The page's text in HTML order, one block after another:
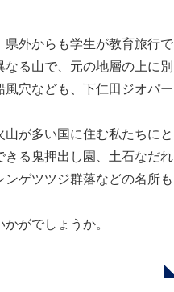
外からも学生が教育旅行で
る山で、元の地層の上に別
穴なども、下仁田ジオパー
が多い国に住む私たちにと
る鬼押出し園、土石なだれ
ゲツツジ群落などの名所も
がでしょうか。